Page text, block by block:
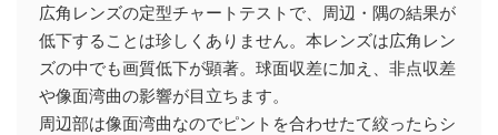
広角レンズの定型チャートテストで、周辺・隅の結果が
低下することは珍しくありません。本レンズは広角レン
ズの中でも画質低下が顕著。球面収差に加え、非点収差
や像面湾曲の影響が目立ちます。
周辺部は像面湾曲なのでピントを合わせたて絞ったらシ